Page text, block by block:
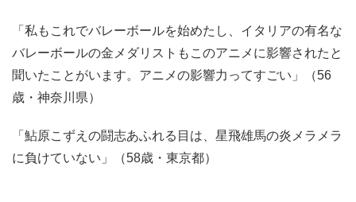
「私もこれでバレーボールを始めたし、イタリアの有名な
バレーボールの金メダリストもこのアニメに影響されたと
聞いたことがいます。アニメの影響力ってすごい」（56
歳・神奈川県）
「鮎原こずえの闘志あふれる目は、星飛雄馬の炎メラメラ
に負けていない」（58歳・東京都）